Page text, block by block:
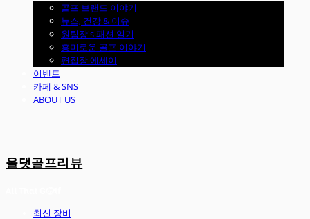
골프 브랜드 이야기
뉴스, 건강 & 이슈
원팀장's 패션 일기
흥미로운 골프 이야기
편집장 에세이
이벤트
카페 & SNS
ABOUT US
올댓골프리뷰
최신 장비